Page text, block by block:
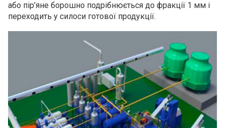
або пір’яне борошно подрібнюється до фракції 1 мм і
переходить у силоси готової продукції.